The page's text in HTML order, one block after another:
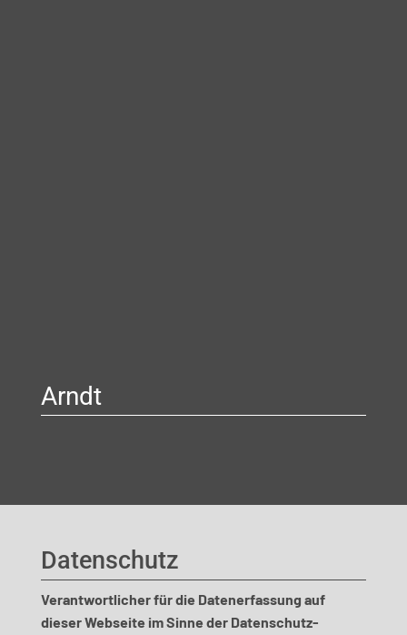
Arndt
Datenschutz
Verantwortlicher für die Datenerfassung auf
dieser Webseite im Sinne der Datenschutz-